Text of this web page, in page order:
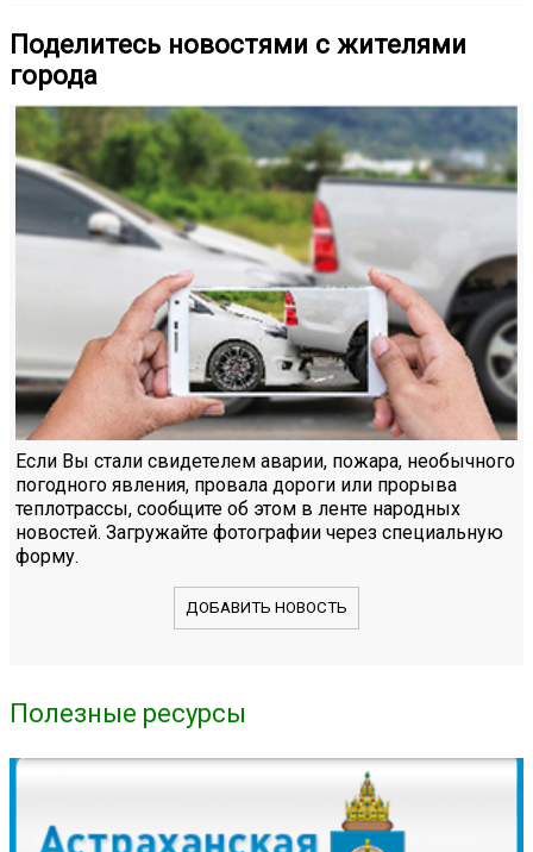
Поделитесь новостями с жителями
города
Если Вы стали свидетелем аварии, пожара, необычного
погодного явления, провала дороги или прорыва
теплотрассы, сообщите об этом в ленте народных
новостей. Загружайте фотографии через специальную
форму.
ДОБАВИТЬ НОВОСТЬ
Полезные ресурсы